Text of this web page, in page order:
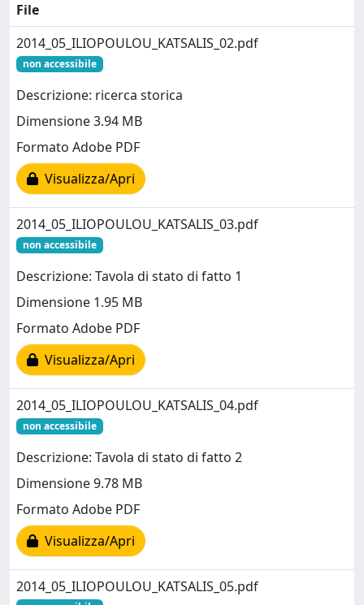
File
2014_05_ILIOPOULOU_KATSALIS_02.pdf
non accessibile
Descrizione: ricerca storica
Dimensione 3.94 MB
Formato Adobe PDF
Visualizza/Apri
2014_05_ILIOPOULOU_KATSALIS_03.pdf
non accessibile
Descrizione: Tavola di stato di fatto 1
Dimensione 1.95 MB
Formato Adobe PDF
Visualizza/Apri
2014_05_ILIOPOULOU_KATSALIS_04.pdf
non accessibile
Descrizione: Tavola di stato di fatto 2
Dimensione 9.78 MB
Formato Adobe PDF
Visualizza/Apri
2014_05_ILIOPOULOU_KATSALIS_05.pdf